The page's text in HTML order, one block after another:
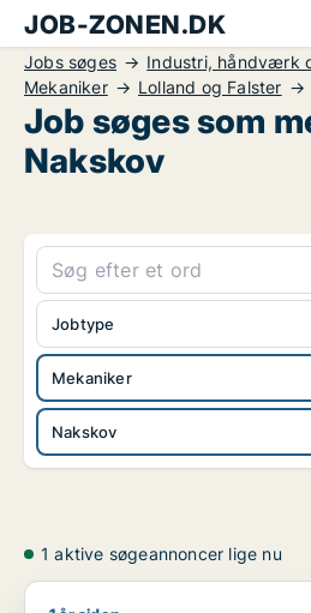
JOB-ZONEN.DK
Jobs søges
Industri, håndværk
Mekaniker
Lolland og Falster
Job søges som
Nakskov
Mekaniker
Nakskov
Jobtype
1 aktive søgeannoncer lige nu